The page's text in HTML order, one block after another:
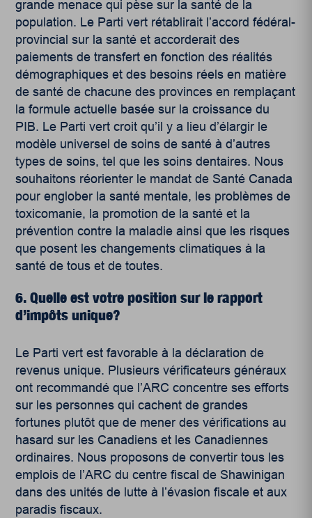
grande menace qui pèse sur la santé de la
population. Le Parti vert rétablirait l’accord fédéral-
provincial sur la santé et accorderait des
paiements de transfert en fonction des réalités
démographiques et des besoins réels en matière
de santé de chacune des provinces en remplaçant
la formule actuelle basée sur la croissance du
PIB. Le Parti vert croit qu’il y a lieu d’élargir le
modèle universel de soins de santé à d’autres
types de soins, tel que les soins dentaires. Nous
souhaitons réorienter le mandat de Santé Canada
pour englober la santé mentale, les problèmes de
toxicomanie, la promotion de la santé et la
prévention contre la maladie ainsi que les risques
que posent les changements climatiques à la
santé de tous et de toutes.
6. Quelle est votre position sur le rapport
d’impôts unique?
Le Parti vert est favorable à la déclaration de
revenus unique. Plusieurs vérificateurs généraux
ont recommandé que l’ARC concentre ses efforts
sur les personnes qui cachent de grandes
fortunes plutôt que de mener des vérifications au
hasard sur les Canadiens et les Canadiennes
ordinaires. Nous proposons de convertir tous les
emplois de l’ARC du centre fiscal de Shawinigan
dans des unités de lutte à l’évasion fiscale et aux
paradis fiscaux.